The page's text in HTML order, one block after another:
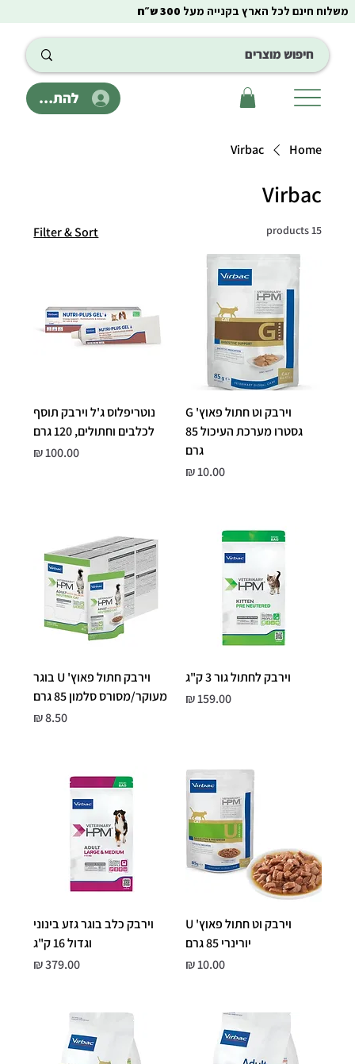
להתחבר
משלוח חינם לכל הארץ בקנייה מעל 300 ש״ח
Home
Virbac
Virbac
15 products
Filter & Sort
וירבק וט חתול פאוץ' G
גסטרו מערכת העיכול 85
גרם
Price
10.00 ₪
נוטריפלוס ג'ל וירבק תוסף
לכלבים וחתולים, 120 גרם
Price
100.00 ₪
וירבק לחתול גור 3 ק"ג
Price
159.00 ₪
וירבק חתול פאוץ' U בוגר
מעוקר/מסורס סלמון 85 גרם
Price
8.50 ₪
וירבק וט חתול פאוץ' U
יורינרי 85 גרם
Price
10.00 ₪
וירבק כלב בוגר גזע בינוני
וגדול 16 ק"ג
Price
379.00 ₪